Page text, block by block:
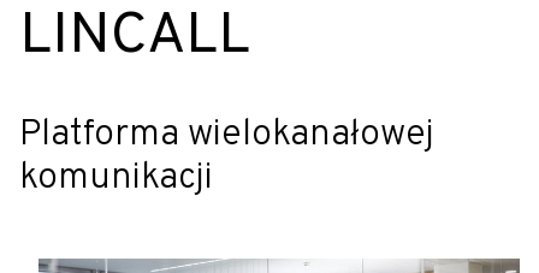
LINCALL
Platforma wielokanałowej
komunikacji